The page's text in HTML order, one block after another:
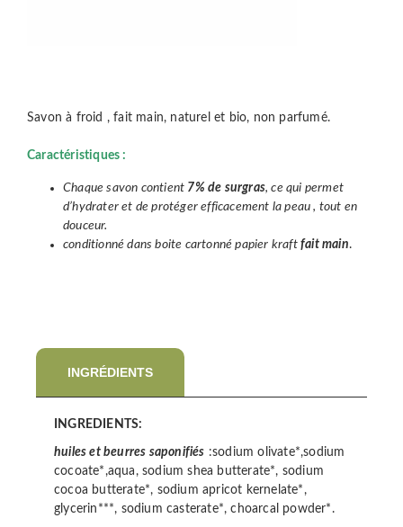
Savon à froid , fait main, naturel et bio, non parfumé.
Caractéristiques :
Chaque savon contient 7% de surgras, ce qui permet
d’hydrater et de protéger efficacement la peau , tout en
douceur.
conditionné dans boite cartonné papier kraft fait main.
INGRÉDIENTS
INGREDIENTS:
huiles et beurres saponifiés :sodium olivate*,sodium
cocoate*,aqua, sodium shea butterate*, sodium
cocoa butterate*, sodium apricot kernelate*,
glycerin***, sodium casterate*, choarcal powder*.